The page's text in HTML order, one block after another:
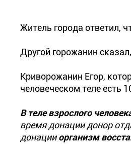
Житель города ответил,
Другой горожанин
Криворожанин Егор,
человеческом теле есть
В теле взрослого
время донации донор
донацииорганизм